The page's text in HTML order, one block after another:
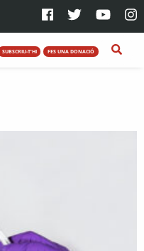
SUBSCRIU-T'HI FES UNA DONACIÓ